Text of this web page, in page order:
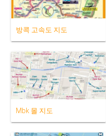
방콕 고속도 지도
Mbk 몰 지도